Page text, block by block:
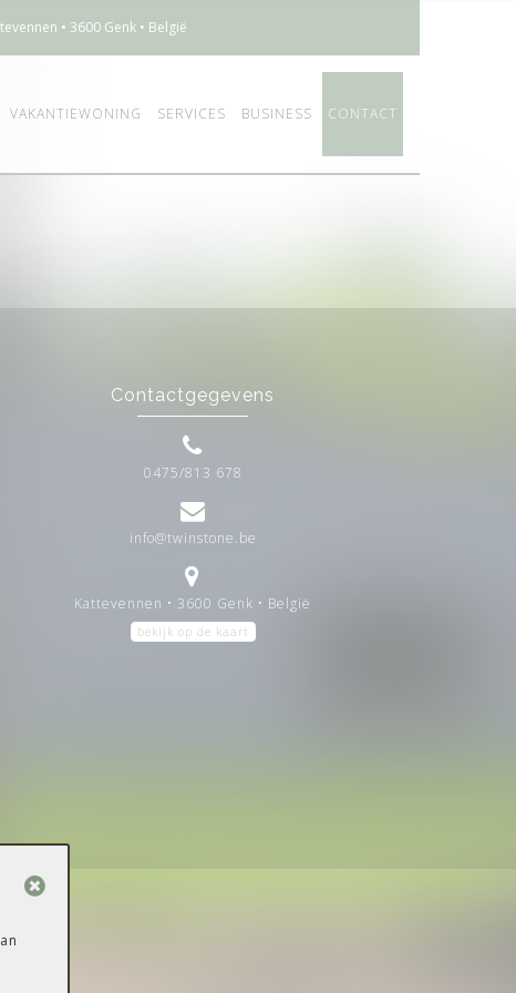
• 3600 Genk • België
VAKANTIEWONING SERVICES BUSINESS CONTACT
Contactgegevens
0475/813 678
info@twinstone.be
Kattevennen • 3600 Genk • België
bekijk op de kaart